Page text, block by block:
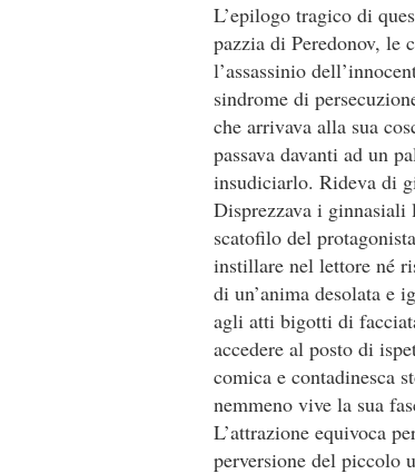
L’epilogo tragico di
pazzia di Peredonov, le
l’assassinio
sindrome di
che arrivava alla sua
passava davanti ad un
insudiciarlo. Rideva di
Disprezzava i
scatofilo del
instillare nel lettore né
di un’anima desolata e
agli atti bigotti di
accedere al posto di
comica e contadinesca
nemmeno vive la sua
L’attrazione equivoca
perversione del piccolo